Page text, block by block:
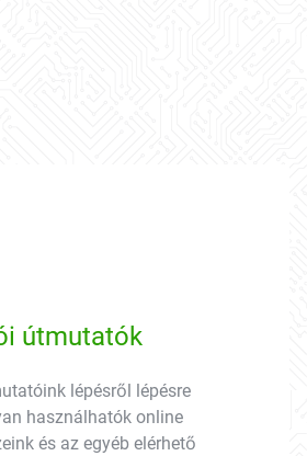
útmutatók
lépésről lépésre
használhatók online
és az egyéb elérhető